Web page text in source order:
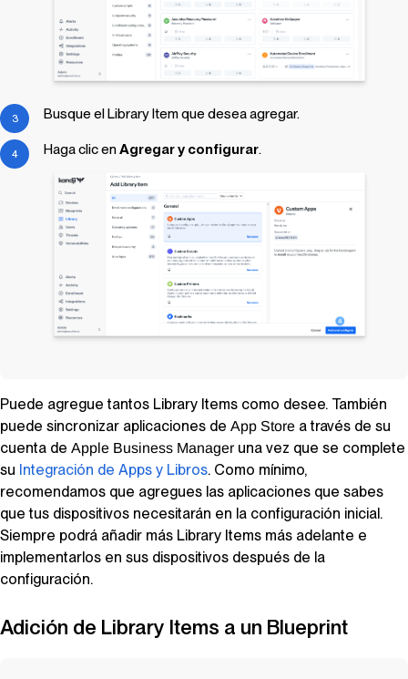
Busque elLibrary Itemque desea agregar.
Haga clic enAgregar y configurar.
Puede agregue tantos Library Items como desee. También
puede sincronizar aplicaciones de App Store a través de su
cuenta de Apple Business Manager una vez que se complete
su Integración de Apps y Libros. Como mínimo,
recomendamos que agregues las aplicaciones que sabes
que tus dispositivos necesitarán en la configuración inicial.
Siempre podrá añadir más Library Items más adelante e
implementarlos en sus dispositivos después de la
configuración.
Adición de Library Items a un Blueprint